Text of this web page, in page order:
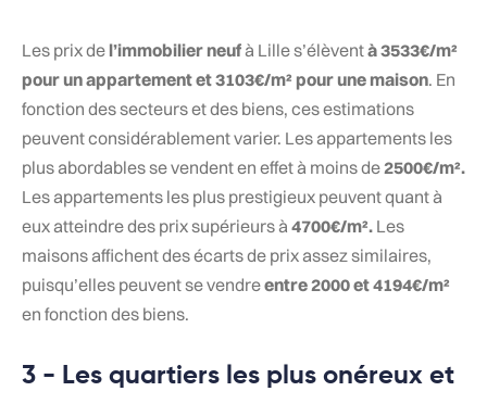
Les prix del’immobilier neufà Lille s’élèventà 3533€/m²
pour un appartement et 3103€/m² pour une maison. En
fonction des secteurs et des biens, ces estimations
peuvent considérablement varier. Les appartements les
plus abordables se vendent en effet à moins de2500€/m².
Les appartements les plus prestigieux peuvent quant à
eux atteindre des prix supérieurs à 4700€/m². Les
maisons affichent des écarts de prix assez similaires,
puisqu’elles peuvent se vendreentre 2000 et 4194€/m²
en fonction des biens.
3 - Les quartiers les plus onéreux et